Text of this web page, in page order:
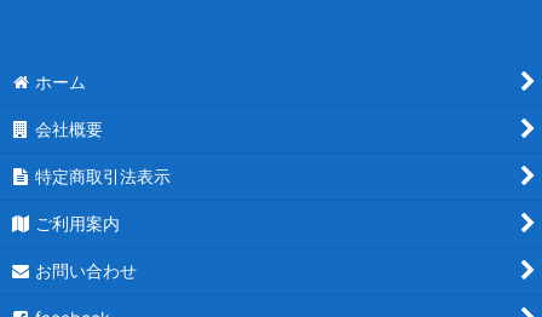
ホーム
会社概要
特定商取引法表示
ご利用案内
お問い合わせ